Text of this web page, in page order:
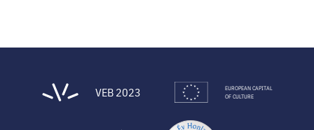
VEB 2023
EUROPEAN CAPITAL
OF CULTURE